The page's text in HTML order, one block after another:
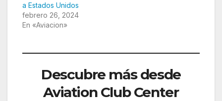
a Estados Unidos
febrero 26, 2024
En «Aviacion»
Descubre más desde
Aviation Club Center